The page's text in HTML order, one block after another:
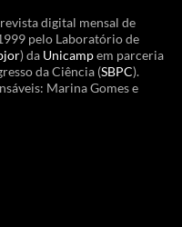
digital mensal de
pelo Laboratório de
) da Unicampem parceria
da Ciência (SBPC).
Marina Gomes e